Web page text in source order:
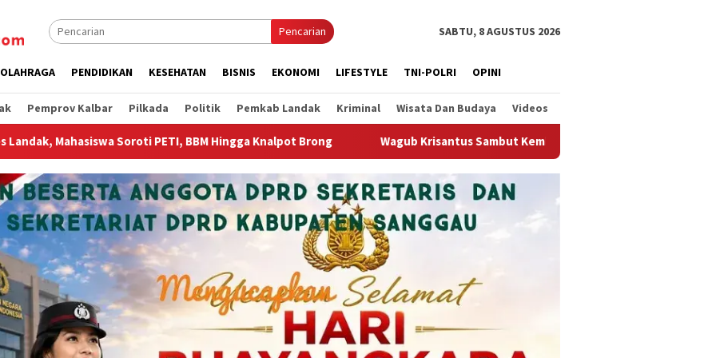
Pencarian SABTU, 8 AGUSTUS 2026
OLAHRAGA PENDIDIKAN KESEHATAN BISNIS EKONOMI LIFESTYLE TNI-POLRI OPINI
Pemprov Kalbar Pilkada Politik Pemkab Landak Kriminal Wisata Dan Budaya Videos
Knalpot Brong Wagub Krisantus Sambut Kembali Berjalannya Ekspor Alumina, Dorong Penguatan Infrastruktur